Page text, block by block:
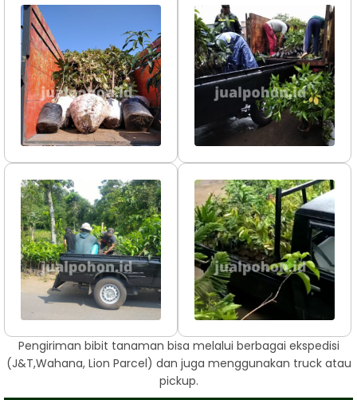
Pengiriman bibit tanaman bisa melalui berbagai ekspedisi
(J&T,Wahana, Lion Parcel) dan juga menggunakan truck atau
pickup.